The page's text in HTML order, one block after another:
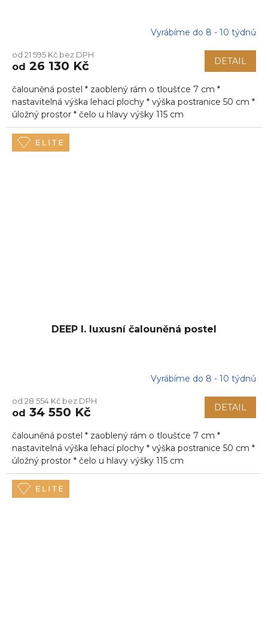
Vyrábíme do 8 - 10 týdnů
od 21 595 Kč bez DPH
od 26 130 Kč DETAIL
čalouněná postel * zaoblený rám o tloušťce 7 cm *
nastavitelná výška lehací plochy * výška postranice 50 cm *
úložný prostor * čelo u hlavy výšky 115 cm
DEEP I. luxusní čalouněná postel
Vyrábíme do 8 - 10 týdnů
od 28 554 Kč bez DPH
od 34 550 Kč DETAIL
čalouněná postel * zaoblený rám o tloušťce 7 cm *
nastavitelná výška lehací plochy * výška postranice 50 cm *
úložný prostor * čelo u hlavy výšky 115 cm